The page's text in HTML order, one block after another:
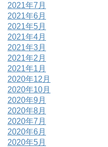
2021年7月
2021年6月
2021年5月
2021年4月
2021年3月
2021年2月
2021年1月
2020年12月
2020年10月
2020年9月
2020年8月
2020年7月
2020年6月
2020年5月